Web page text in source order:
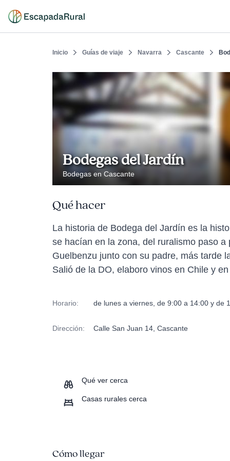
Inicio Guías de viaje Navarra Cascante
Bodegas del Jardín
Bodegas en Cascante
Qué hacer
La historia de Bodega del Jardín es la
se hacían en la zona, del ruralismo paso
Guelbenzu junto con su padre, más tarde
Salió de la DO, elaboro vinos en Chile y
Horario: de lunes a viernes, de 9:00 a 14:00 y de
Dirección: Calle San Juan 14, Cascante
Qué ver cerca
Casas rurales cerca
Cómo llegar